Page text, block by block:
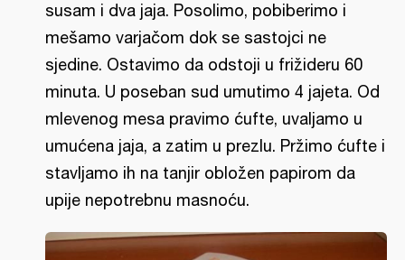
susam i dva jaja. Posolimo, pobiberimo i
mešamo varjačom dok se sastojci ne
sjedine. Ostavimo da odstoji u frižideru 60
minuta. U poseban sud umutimo 4 jajeta. Od
mlevenog mesa pravimo ćufte, uvaljamo u
umućena jaja, a zatim u prezlu. Pržimo ćufte i
stavljamo ih na tanjir obložen papirom da
upije nepotrebnu masnoću.